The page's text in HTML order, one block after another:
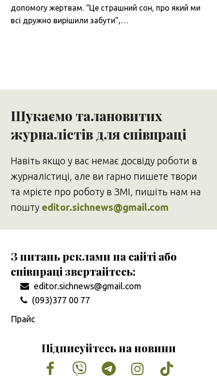
допомогу жертвам. “Це страшний сон, про який ми
всі дружно вирішили забути”,…
Шукаємо талановитих
журналістів для співпраці
Навіть якщо у вас немає досвіду роботи в
журналістиці, але ви гарно пишете твори
та мрієте про роботу в ЗМІ, пишіть нам на
пошту editor.sichnews@gmail.com
З питань реклами на сайті або
співпраці звертайтесь:
editor.sichnews@gmail.com
(093)377 00 77
Прайс
Підписуйтесь на новини
Facebook
VimeoTumblrInstagram
Tiktok